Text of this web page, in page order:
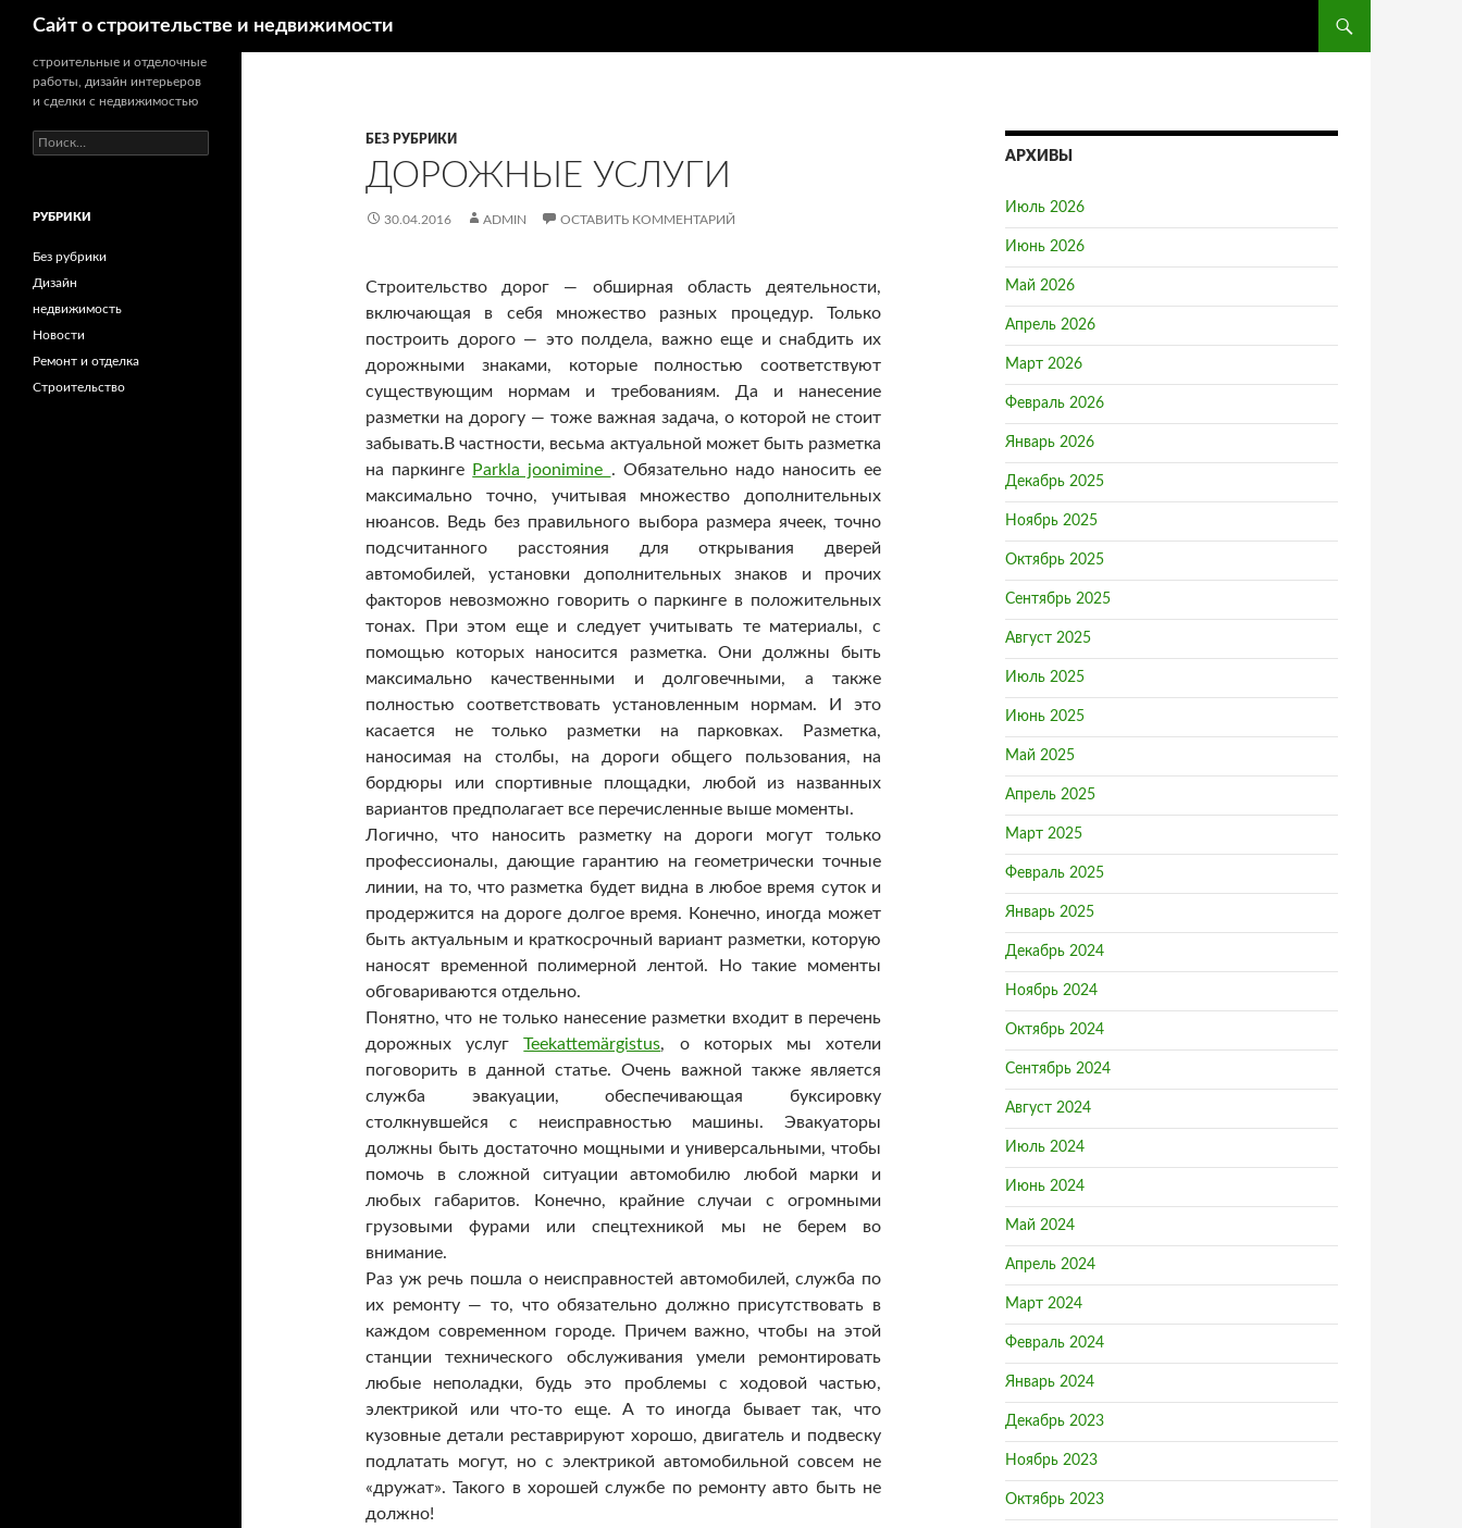
Сайт о строительстве и недвижимости
БЕЗ РУБРИКИ
ДОРОЖНЫЕ УСЛУГИ
30.04.2016 ADMIN ОСТАВИТЬ КОММЕНТАРИЙ
Строительство дорог — обширная область деятельности,
включающая в себя множество разных процедур. Только
построить дорого — это полдела, важно еще и снабдить их
дорожными знаками, которые полностью соответствуют
существующим нормам и требованиям. Да и нанесение
разметки на дорогу — тоже важная задача, о которой не стоит
забывать. В частности, весьма актуальной может быть разметка
на паркинге
Parkla joonimine . Обязательно надо наносить ее
максимально точно, учитывая множество дополнительных
нюансов. Ведь без правильного выбора размера ячеек, точно
подсчитанного расстояния для открывания дверей
автомобилей, установки дополнительных знаков и прочих
факторов невозможно говорить о паркинге в положительных
тонах. При этом еще и следует учитывать те материалы, с
помощью которых наносится разметка. Они должны быть
максимально качественными и долговечными, а также
полностью соответствовать установленным нормам. И это
касается не только разметки на парковках. Разметка,
наносимая на столбы, на дороги общего пользования, на
бордюры или спортивные площадки, любой из названных
вариантов предполагает все перечисленные выше моменты.
Логично, что наносить разметку на дороги могут только
профессионалы, дающие гарантию на геометрически точные
линии, на то, что разметка будет видна в любое время суток и
продержится на дороге долгое время. Конечно, иногда может
быть актуальным и краткосрочный вариант разметки, которую
наносят временной полимерной лентой. Но такие моменты
обговариваются отдельно.
Понятно, что не только нанесение разметки входит в перечень
дорожных услугTeekattemärgistus, о которых мы хотели
поговорить в данной статье. Очень важной также является
служба эвакуации, обеспечивающая буксировку
столкнувшейся с неисправностью машины. Эвакуаторы
должны быть достаточно мощными и универсальными, чтобы
помочь в сложной ситуации автомобилю любой марки и
любых габаритов. Конечно, крайние случаи с огромными
грузовыми фурами или спецтехникой мы не берем во
внимание.
Раз уж речь пошла о неисправностей автомобилей, служба по
их ремонту — то, что обязательно должно присутствовать в
каждом современном городе. Причем важно, чтобы на этой
станции технического обслуживания умели ремонтировать
любые неполадки, будь это проблемы с ходовой частью,
электрикой или что-то еще. А то иногда бывает так, что
кузовные детали реставрируют хорошо, двигатель и подвеску
подлатать могут, но с электрикой автомобильной совсем не
«дружат». Такого в хорошей службе по ремонту авто быть не
должно!
АРХИВЫ
Июль 2026
Июнь 2026
Май 2026
Апрель 2026
Март 2026
Февраль 2026
Январь 2026
Декабрь 2025
Ноябрь 2025
Октябрь 2025
Сентябрь 2025
Август 2025
Июль 2025
Июнь 2025
Май 2025
Апрель 2025
Март 2025
Февраль 2025
Январь 2025
Декабрь 2024
Ноябрь 2024
Октябрь 2024
Сентябрь 2024
Август 2024
Июль 2024
Июнь 2024
Май 2024
Апрель 2024
Март 2024
Февраль 2024
Январь 2024
Декабрь 2023
Ноябрь 2023
Октябрь 2023
строительные и отделочные
работы, дизайн интерьеров
и сделки с недвижимостью
Н
а
иРУБРИКИ
Без рубрики
Дизайн
недвижимость
Новости
Ремонт и отделка
Строительство